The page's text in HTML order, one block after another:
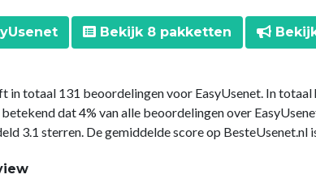
Bekijk 8 pakketten
in totaal 131 beoordelingen voor EasyUsenet. In
dat 4% van alle beoordelingen over
3.1 sterren. De gemiddelde score op BesteUsenet.nl